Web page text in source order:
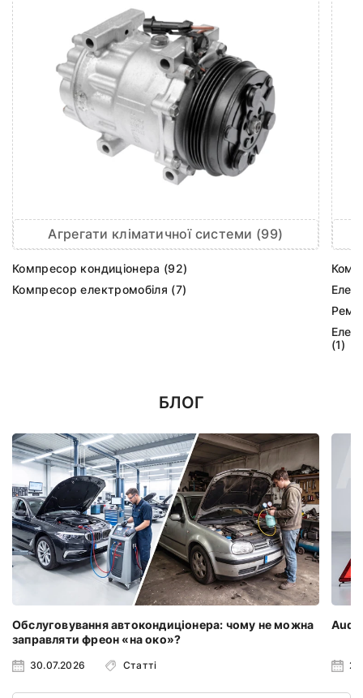
Агрегати кліматичної системи (99)
Компресор кондиціонера (92)
Компресор електромобіля (7)
(1)
БЛОГ
Обслуговування автокондиціонера: чому не можна
заправляти фреон «на око»?
30.07.2026 Статті
Audi